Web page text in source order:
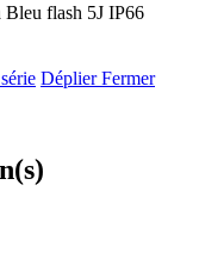
flash 5J IP66
Déplier Fermer